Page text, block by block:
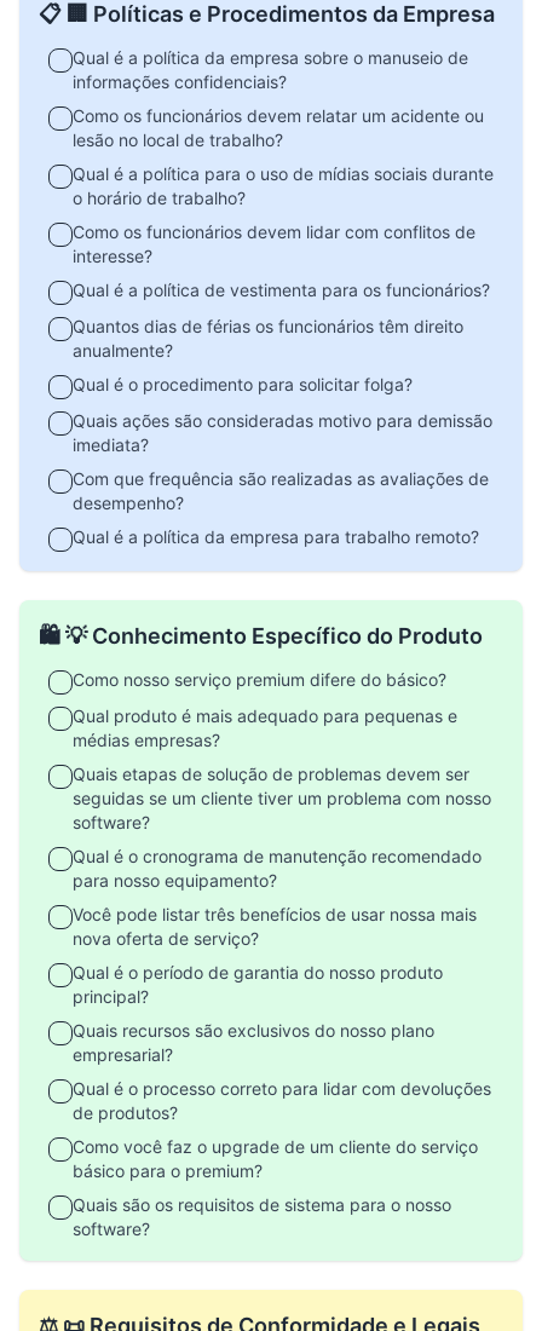
📋 🏢 Políticas e Procedimentos da Empresa
Qual é a política da empresa sobre o manuseio de
informações confidenciais?
Como os funcionários devem relatar um acidente ou
lesão no local de trabalho?
Qual é a política para o uso de mídias sociais durante
o horário de trabalho?
Como os funcionários devem lidar com conflitos de
interesse?
Qual é a política de vestimenta para os funcionários?
Quantos dias de férias os funcionários têm direito
anualmente?
Qual é o procedimento para solicitar folga?
Quais ações são consideradas motivo para demissão
imediata?
Com que frequência são realizadas as avaliações de
desempenho?
Qual é a política da empresa para trabalho remoto?
🛍️ 💡 Conhecimento Específico do Produto
Como nosso serviço premium difere do básico?
Qual produto é mais adequado para pequenas e
médias empresas?
Quais etapas de solução de problemas devem ser
seguidas se um cliente tiver um problema com nosso
software?
Qual é o cronograma de manutenção recomendado
para nosso equipamento?
Você pode listar três benefícios de usar nossa mais
nova oferta de serviço?
Qual é o período de garantia do nosso produto
principal?
Quais recursos são exclusivos do nosso plano
empresarial?
Qual é o processo correto para lidar com devoluções
de produtos?
Como você faz o upgrade de um cliente do serviço
básico para o premium?
Quais são os requisitos de sistema para o nosso
software?
⚖️ 📜 Requisitos de Conformidade e Legais